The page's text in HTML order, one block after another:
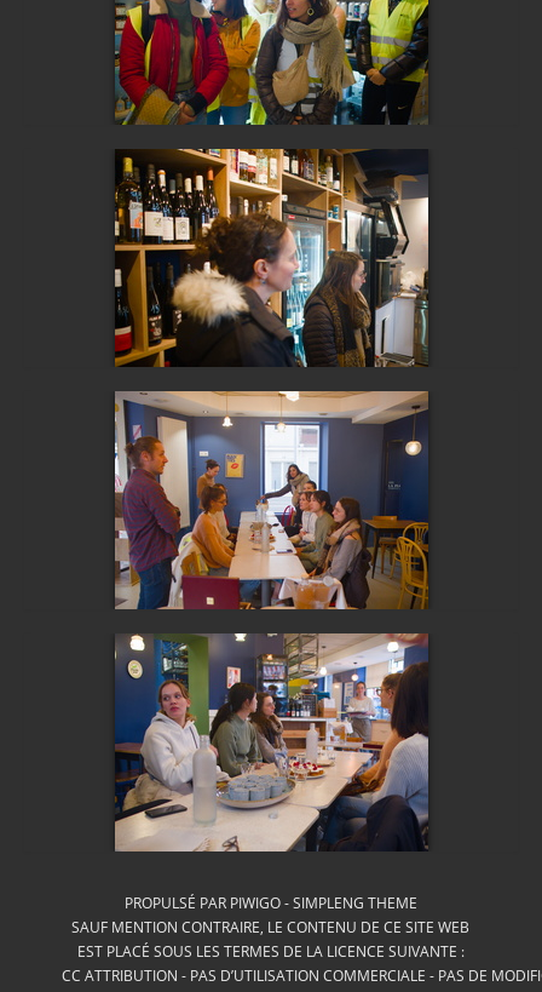
PROPULSÉ PAR PIWIGO-SIMPLENG THEME
SAUF MENTION CONTRAIRE, LE CONTENU DE CE SITE WEB
EST PLACÉ SOUS LES TERMES DE LA LICENCE SUIVANTE :
CC ATTRIBUTION - PAS D’UTILISATION COMMERCIALE - PAS DE